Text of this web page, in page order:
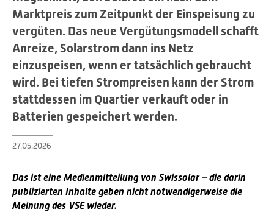
Marktpreis zum Zeitpunkt der Einspeisung zu
vergüten. Das neue Vergütungsmodell schafft
Anreize, Solarstrom dann ins Netz
einzuspeisen, wenn er tatsächlich gebraucht
wird. Bei tiefen Strompreisen kann der Strom
stattdessen im Quartier verkauft oder in
Batterien gespeichert werden.
27.05.2026
Das ist eine Medienmitteilung von Swissolar – die darin
publizierten Inhalte geben nicht notwendigerweise die
Meinung des VSE wieder.